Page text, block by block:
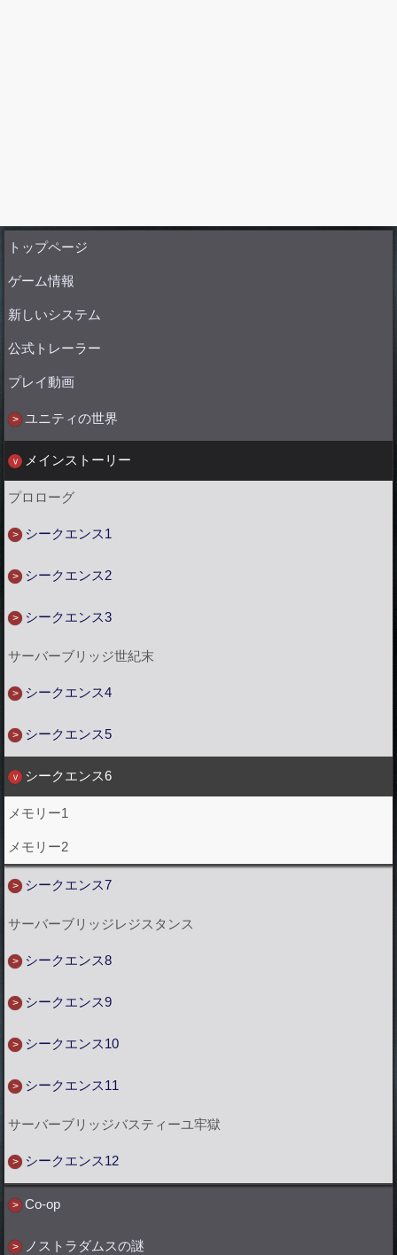
トップページ
ゲーム情報
新しいシステム
公式トレーラー
プレイ動画
ユニティの世界
メインストーリー
プロローグ
シークエンス1
シークエンス2
シークエンス3
サーバーブリッジ世紀末
シークエンス4
シークエンス5
シークエンス6
メモリー1
メモリー2
シークエンス7
サーバーブリッジレジスタンス
シークエンス8
シークエンス9
シークエンス10
シークエンス11
サーバーブリッジバスティーユ牢獄
シークエンス12
Co-op
ノストラダムスの謎